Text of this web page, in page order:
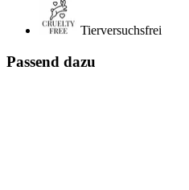
Tierversuchsfrei
Passend dazu